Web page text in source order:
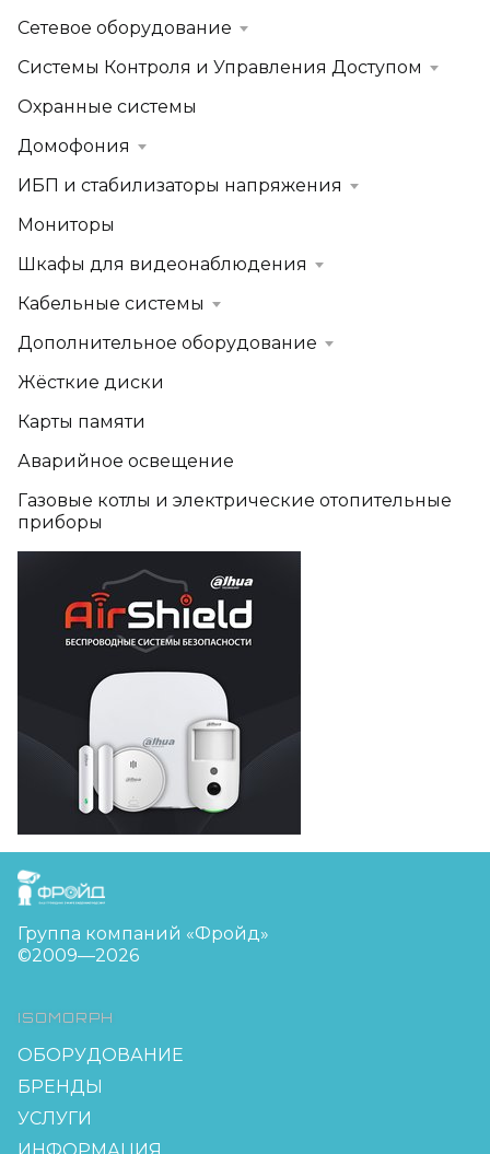
Сетевое оборудование
Системы Контроля и Управления Доступом
Охранные системы
Домофония
ИБП и стабилизаторы напряжения
Мониторы
Шкафы для видеонаблюдения
Кабельные системы
Дополнительное оборудование
Жёсткие диски
Карты памяти
Аварийное освещение
Газовые котлы и электрические отопительные
приборы
FreudGroup
Группа компаний «Фройд»
©2009—2026
ISOMORPH
ОБОРУДОВАНИЕ
БРЕНДЫ
УСЛУГИ